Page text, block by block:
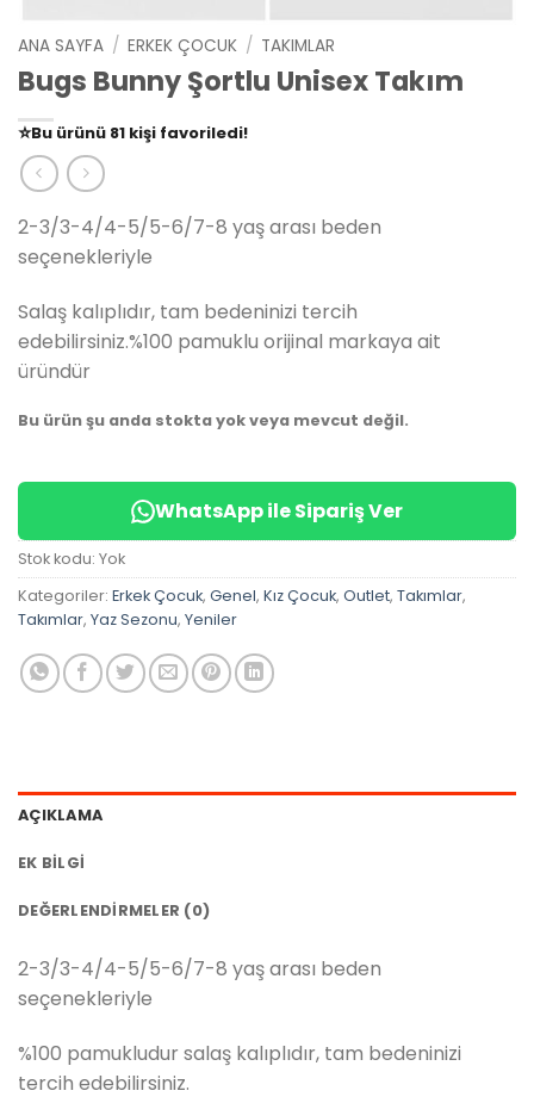
ANA SAYFA / ERKEK ÇOCUK / TAKIMLAR
Bugs Bunny Şortlu Unisex Takım
⭐️Bu ürünü 81 kişi favoriledi!
🛒39 kişisepetine ekledi!
✅ Bugün 14 adet
2-3/3-4/4-5/5-6/7-8 yaş arası beden
seçenekleriyle
Salaş kalıplıdır, tam bedeninizi tercih
edebilirsiniz.%100 pamuklu orijinal markaya ait
üründür
Bu ürün şu anda stokta yok veya mevcut değil.
WhatsApp ile Sipariş Ver
Stok kodu: Yok
Kategoriler: Erkek Çocuk, Genel, Kız Çocuk, Outlet, Takımlar,
Takımlar, Yaz Sezonu, Yeniler
AÇIKLAMA
EK BILGI
DEĞERLENDIRMELER (0)
2-3/3-4/4-5/5-6/7-8 yaş arası beden
seçenekleriyle
%100 pamukludur salaş kalıplıdır, tam bedeninizi
tercih edebilirsiniz.